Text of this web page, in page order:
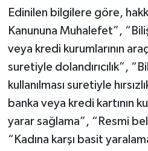
Edinilen bilgilere göre,
Kanununa Muhalefet”,
veya kredi kurumlarının
suretiyle dolandırıcılık”,
kullanılması suretiyle
banka veya kredi kartının
yarar sağlama”, “Resmi
“Kadına karşı basit